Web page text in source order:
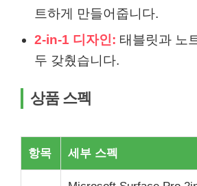
트하게 만들어줍니다.
2-in-1 디자인: 태블릿과 노
두 갖췄습니다.
상품 스펙
항목 세부 스펙